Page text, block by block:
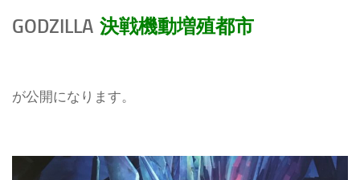
GODZILLA 決戦機動増殖都市
が公開になります。